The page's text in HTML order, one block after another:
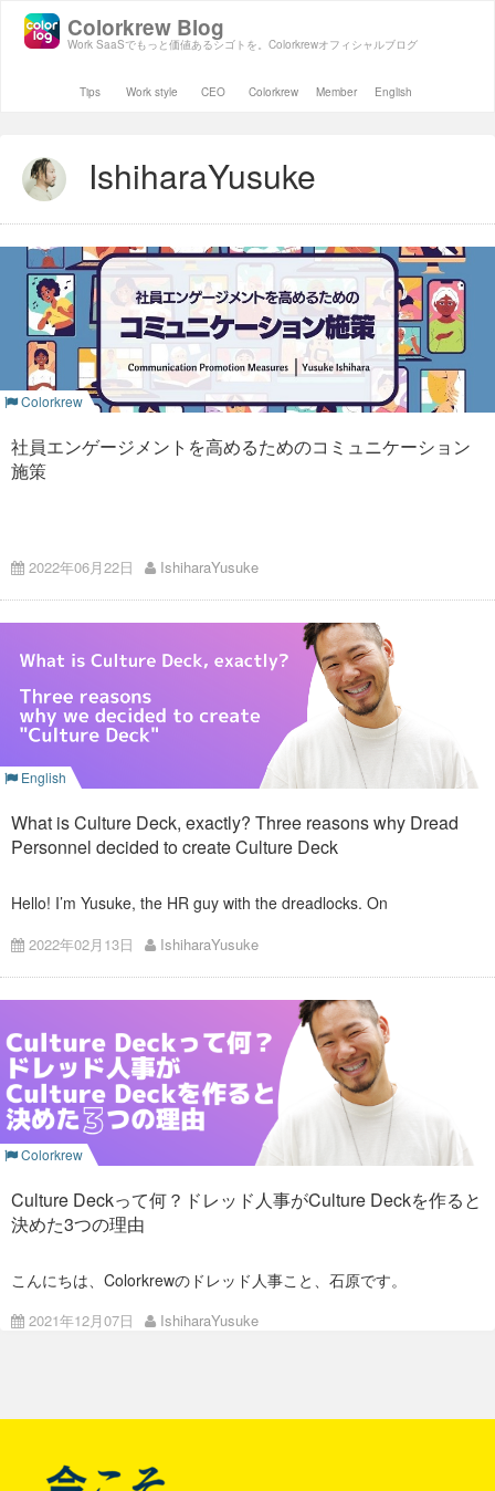
Work SaaSでもっと価値あるシゴトを。Colorkrewオフィシャルブログ
Colorkrew Blog
Tips Work style CEO Colorkrew Member English
IshiharaYusuke
Colorkrew
社員エンゲージメントを高めるためのコミュニケーション
施策
はじめに
こんにちは。Colorkrewのドレッド人事こと、石原です。 前回
決めた3つの理由」というブログを書きました。 その中で、
「コミュニケーションは質×量です。コミュニケーションの質を
高めるために今回Culture Deckを作成しました。」と書きまし
たが、今回はコミュニケーション量を増やすために現在取り組
んでいることに関して書きたいと思います。
コロナ禍によるコミュニケ
ーションの減少
コミュニケーション量は、社員のエンゲージメントに直結しま
す。 社員のエンゲージメントと企業の生産性に高い相関が見ら
れることは様々な論文において検証されています。 「エンゲー
られるのは、企業理念やビジョンに共感し、一緒に働く仲間や
組織と一体となって成長しあえる関係があるからです。 そし
て、その関係はコミュニケーションなしには育まれません。 つ
まりコミュニケーション量の減少は、社員のエンゲージメント
まん延防止等重点措置が解除された現在（2022/6/18現在）、
Colorkrewではフルリモートワークを終了し、会社近郊に住んで
いる社員は週一回、地方在住の社員は月一回以上出社すること
にしています。 しかし、コロナ前と比べると出社頻度は単純計
算で1/5以下です。
危機的に少なくなってしまった社員同士のコミュニケーション
を促進するために、Colorkrew人事としてどのような施策を推進
しているのか一覧化しました。
ケーションが日々行われています。
2022年06月22日 IshiharaYusuke
English
What is Culture Deck, exactly? Three reasons why Dread
Personnel decided to create Culture Deck
Hello! I’m Yusuke, the HR guy with the dreadlocks. On
December 1, 2021, we launch “Culture Deck.”
➡https://www.colorkrew.com/about/culture_deck/
In this blog, I’d want to explain why I came up with the concept
of producing a Culture Deck in the first place.
■What exactly is a Culture
Deck?
A Culture Deck is a document that describes and summarizes
a company’s corporate philosophy, management concepts,
and anticipated employee conduct in a thorough manner. More
has been called “the most important document ever to come
2022年02月13日 IshiharaYusuke
Colorkrew
Culture Deckって何？ドレッド人事がCulture Deckを作ると
決めた3つの理由
こんにちは、Colorkrewのドレッド人事こと、石原です。
Colorkrewでは、2021年12月1日に「Culture Deck」をリリース
しました。
今回のブログでは、Culture Deckを作ろうと考えた背景に触れ
2021年12月07日 IshiharaYusuke